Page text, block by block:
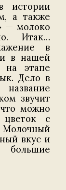
истории
а также
— молоко
Итак…
в
в нашей
на этапе
Дело в
звучит
можно
цветок с
вкус и